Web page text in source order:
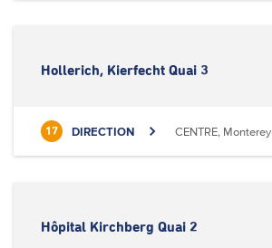
Hollerich, Kierfecht Quai 3
17 DIRECTION CENTRE, Monterey
Hôpital Kirchberg Quai 2